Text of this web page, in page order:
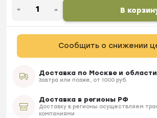
В
Сообщить о снижении
Доставка по Москве и области
Завтра или позже, от 1000 руб.
Доставка в регионы РФ
Доставку в регионы осуществляем
компаниями